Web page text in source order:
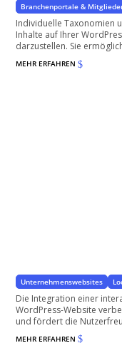
Branchenportale &
Individuelle Taxonomien
Inhalte auf Ihrer
darzustellen. Sie
MEHR ERFAHREN$
Unternehmenswebsites
Die Integration einer
WordPress-Website
und fördert die
MEHR ERFAHREN$